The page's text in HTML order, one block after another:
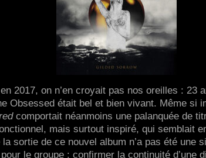
2017, on n’en croyait pas nos oreilles : 23
Obsessed était bel et bien vivant. Même si
comportait néanmoins une palanquée de
mais surtout inspiré, qui semblait
la sortie de ce nouvel album n’a pas été une
le groupe : confirmer la continuité d’une